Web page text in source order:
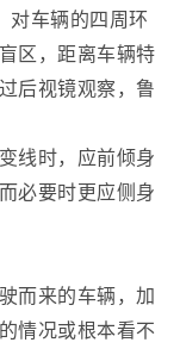
对车辆的四周环
区，距离车辆特
后视镜观察，鲁
线时，应前倾身
必要时更应侧身
而来的车辆，加
情况或根本看不